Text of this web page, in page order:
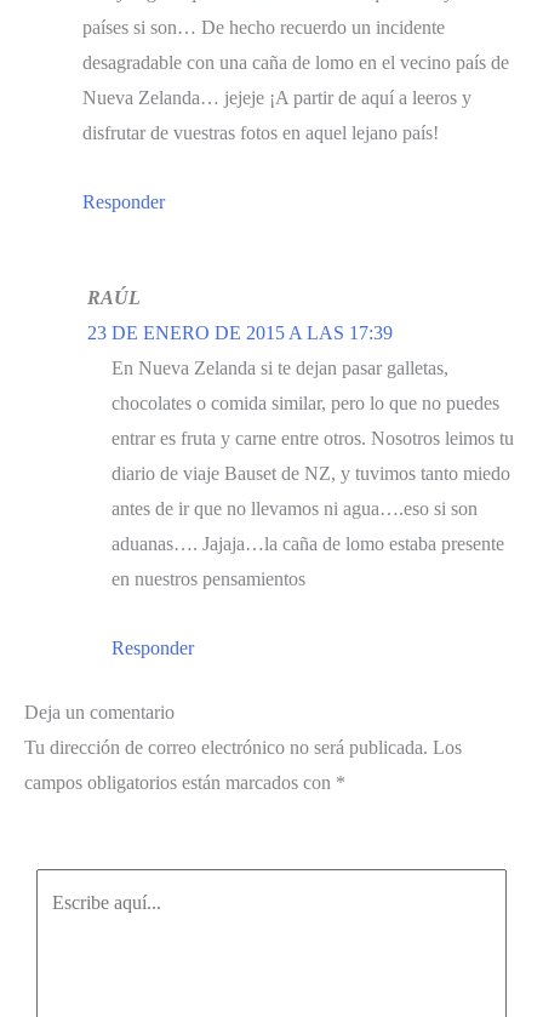
países si son… De hecho recuerdo un incidente
desagradable con una caña de lomo en el vecino país de
Nueva Zelanda… jejeje ¡A partir de aquí a leeros y
disfrutar de vuestras fotos en aquel lejano país!
Responder
RAÚL
23 DE ENERO DE 2015 A LAS 17:39
En Nueva Zelanda si te dejan pasar galletas,
chocolates o comida similar, pero lo que no puedes
entrar es fruta y carne entre otros. Nosotros leimos tu
diario de viaje Bauset de NZ, y tuvimos tanto miedo
antes de ir que no llevamos ni agua….eso si son
aduanas…. Jajaja…la caña de lomo estaba presente
en nuestros pensamientos
Responder
Deja un comentario
Tu dirección de correo electrónico no será publicada. Los
campos obligatorios están marcados con *